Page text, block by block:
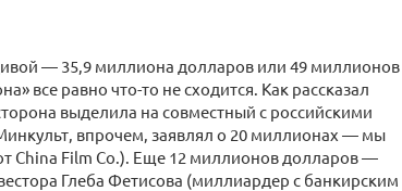
— 35,9 миллиона долларов или 49 миллионов
все равно что-то не сходится. Как рассказал
выделила на совместный с российскими
впрочем, заявлял о 20 миллионах — мы
China Film Co.). Еще 12 миллионов долларов —
Глеба Фетисова (миллиардер с банкирским